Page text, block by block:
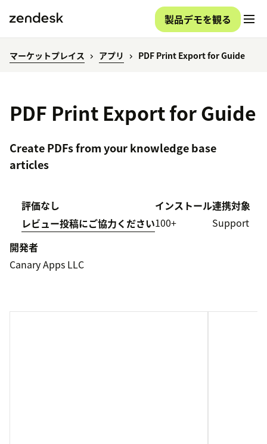
製品デモを観る
マーケットプレイス アプリ PDF Print Export for Guide
PDF Print Export for Guide
Create PDFs from your knowledge base
articles
評価なし
レビュー投稿にご協力ください
インストール
100+
連携対象
Support
開発者
Canary Apps LLC